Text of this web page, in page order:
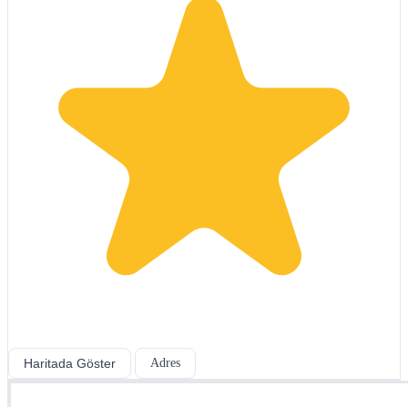
Haritada Göster Adres